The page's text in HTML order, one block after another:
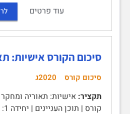
עוד פרטים
סיכום הקורס אישיות:
סיכום קורס 2020ג
תקציר: